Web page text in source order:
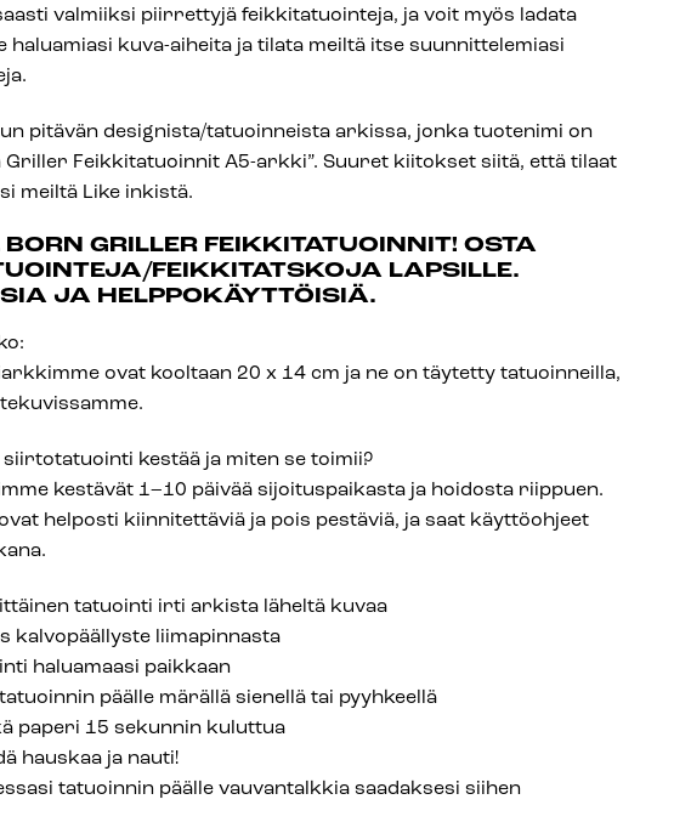
valmiiksi piirrettyjä feikkitatuointeja, ja voit myös ladata
haluamiasi kuva-aiheita ja tilata meiltä itse suunnittelemiasi
pitävän designista/tatuoinneista arkissa, jonka tuotenimi on
Griller Feikkitatuoinnit A5-arkki”. Suuret kiitokset siitä, että tilaat
meiltä Like inkistä.
GRILLER FEIKKITATUOINNIT! OSTA
FEIKKITATSKOJA LAPSILLE.
JA HELPPOKÄYTTÖISIÄ.
ovat kooltaan 20 x 14 cm ja ne on täytetty tatuoinneilla,
siirtotatuointi kestää ja miten se toimii?
kestävät 1–10 päivää sijoituspaikasta ja hoidosta riippuen.
helposti kiinnitettäviä ja pois pestäviä, ja saat käyttöohjeet
tatuointi irti arkista läheltä kuvaa
kalvopäällyste liimapinnasta
haluamaasi paikkaan
päälle märällä sienellä tai pyyhkeellä
paperi 15 sekunnin kuluttua
hauskaa ja nauti!
tatuoinnin päälle vauvantalkkia saadaksesi siihen